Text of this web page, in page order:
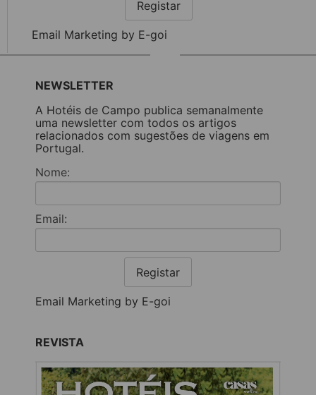
Registar
Email Marketing by E-goi
NEWSLETTER
A Hotéis de Campo publica semanalmente
uma newsletter com todos os artigos
relacionados com sugestões de viagens em
Portugal.
Nome:
Email:
Registar
Email Marketing by E-goi
REVISTA